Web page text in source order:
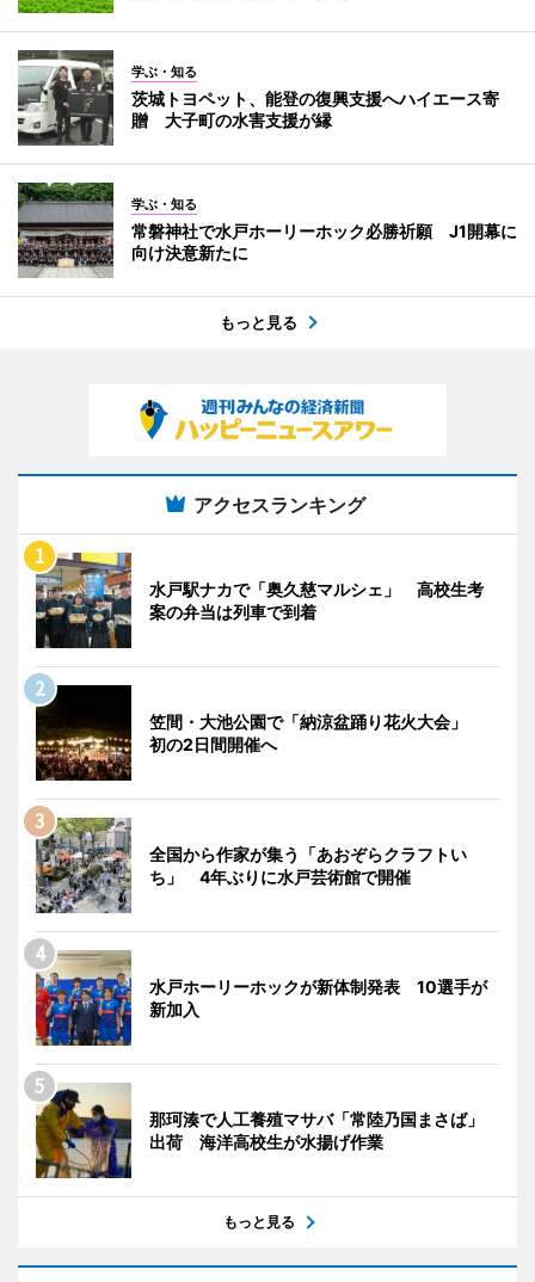
学ぶ・知る
茨城トヨペット、能登の復興支援へハイエース寄
贈 大子町の水害支援が縁
学ぶ・知る
常磐神社で水戸ホーリーホック必勝祈願 J1開幕に
向け決意新たに
もっと見る
アクセスランキング
水戸駅ナカで「奥久慈マルシェ」 高校生考
案の弁当は列車で到着
笠間・大池公園で「納涼盆踊り花火大会」
初の2日間開催へ
全国から作家が集う「あおぞらクラフトい
ち」 4年ぶりに水戸芸術館で開催
水戸ホーリーホックが新体制発表 10選手が
新加入
那珂湊で人工養殖マサバ「常陸乃国まさば」
出荷 海洋高校生が水揚げ作業
もっと見る